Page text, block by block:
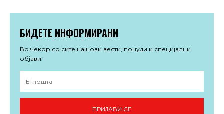
БИДЕТЕ ИНФОРМИРАНИ
Во чекор со сите најнови вести, понуди и специјални
објави.
ПРИЈАВИ СЕ